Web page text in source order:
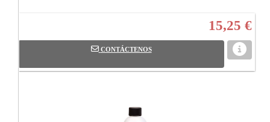
15,25 €
CONTÁCTENOS